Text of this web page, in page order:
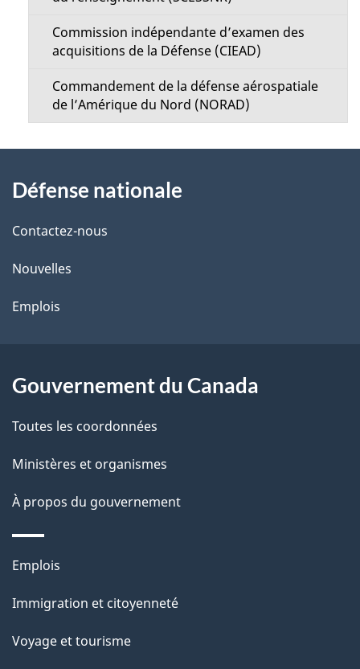
Commission indépendante d’examen des
acquisitions de la Défense (CIEAD)
Commandement de la défense aérospatiale
de l’Amérique du Nord (NORAD)
propos
de
ce
site
Défense nationale
Contactez-nous
Nouvelles
Emplois
Gouvernement du Canada
Toutes les coordonnées
Ministères et organismes
À propos du gouvernement
Thèmes
sujets
Emplois
Immigration et citoyenneté
Voyage et tourisme